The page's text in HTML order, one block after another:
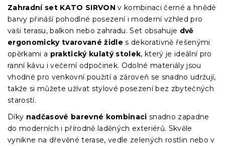
Zahradní set KATO SIRVON v kombinaci černé a hnědé
barvy přináší pohodlné posezení i moderní vzhled pro
vaši terasu, balkon nebo zahradu. Set obsahuje dvě
ergonomicky tvarované židle s dekorativně řešenými
opěrkami a praktický kulatý stolek, který je ideální pro
ranní kávu i večerní odpočinek. Odolné materiály jsou
vhodné pro venkovní použití a zároveň se snadno udržují,
takže si můžete užívat stylové posezení bez zbytečných
starostí.
Díky nadčasové barevné kombinaci snadno zapadne
do moderních i přírodně laděných exteriérů. Skvěle
vynikne na dřevěné terase, vedle zelených rostlin nebo v